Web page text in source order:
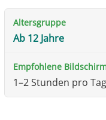
Ab 12 Jahre
1–2 Stunden pro Tag